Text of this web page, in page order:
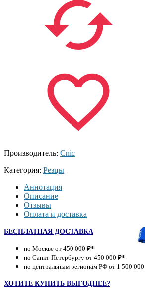
Производитель: Cnic
Категория: Резцы
Аннотация
Описание
Отзывы
Оплата и доставка
БЕСПЛАТНАЯ ДОСТАВКА
по Москве от 450 000 ₽*
по Санкт-Петербургу от 450 000 ₽*
по центральным регионам РФ от 1 500 000
ХОТИТЕ КУПИТЬ ВЫГОДНЕЕ?